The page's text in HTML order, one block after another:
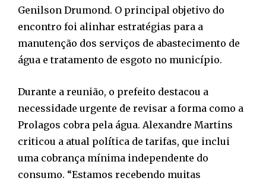
Genilson Drumond. O principal objetivo do
encontro foi alinhar estratégias para a
manutenção dos serviços de abastecimento de
água e tratamento de esgoto no município.
Durante a reunião, o prefeito destacou a
necessidade urgente de revisar a forma como a
Prolagos cobra pela água. Alexandre Martins
criticou a atual política de tarifas, que inclui
uma cobrança mínima independente do
consumo. “Estamos recebendo muitas